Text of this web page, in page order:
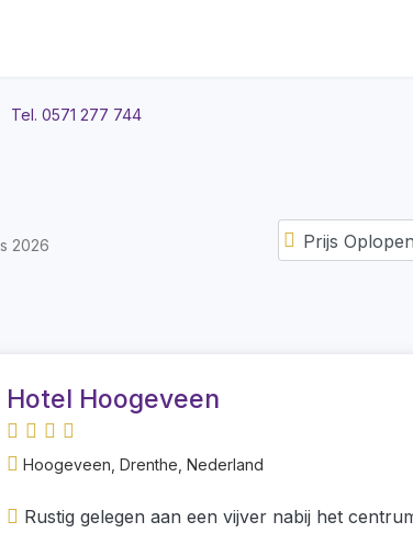
Tel. 0571 277 744
2026
Hotel Hoogeveen
Hoogeveen, Drenthe, Nederland
Rustig gelegen aan een vijver nabij het